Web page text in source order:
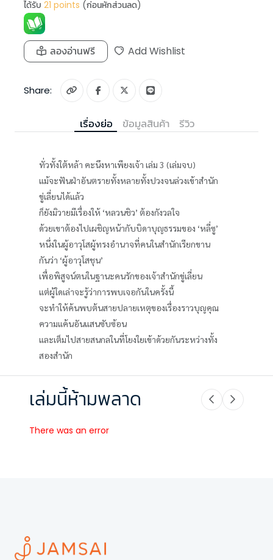
ได้รับ 21 points (ก่อนหักส่วนลด)
ลองอ่านฟรี Add Wishlist
Share:
เรื่องย่อ ข้อมูลสินค้า รีวิว
ทั่วทั้งใต้หล้า คะนึงหาเพียงเจ้า เล่ม 3 (เล่มจบ)
แม้จะฟันฝ่าอันตรายทั้งหลายทั้งปวงจนล่วงเข้าสำนัก
ขู่เลี่ยนได้แล้ว
ก็ยังมิวายมีเรื่องให้ ‘หลวนชิว’ ต้องกังวลใจ
ด้วยเขาต้องไปเผชิญหน้ากับบิดาบุญธรรมของ ‘หลี่ซู’
หนึ่งในผู้อาวุโสผู้ทรงอำนาจที่คนในสำนักเรียกขาน
กันว่า ‘ผู้อาวุโสชุน’
เพื่อพิสูจน์ตนในฐานะคนรักของเจ้าสำนักขู่เลี่ยน
แต่ผู้ใดเล่าจะรู้ว่าการพบเจอกันในครั้งนี้
จะทำให้ค้นพบต้นสายปลายเหตุของเรื่องราวบุญคุณ
ความแค้นอันแสนซับซ้อน
และเต็มไปสายสนกลในที่โยงใยเข้าด้วยกันระหว่างทั้ง
สองสำนัก
เล่มนี้ห้ามพลาด
There was an error